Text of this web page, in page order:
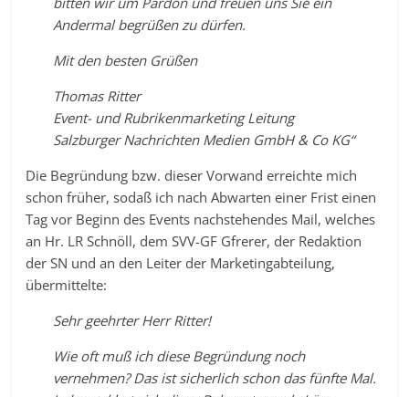
Andermal begrüßen zu dürfen.
Mit den besten Grüßen
Thomas Ritter
Event- und Rubrikenmarketing Leitung
Salzburger Nachrichten Medien GmbH & Co KG“
Die Begründung bzw. dieser Vorwand erreichte mich
schon früher, sodaß ich nach Abwarten einer Frist einen
Tag vor Beginn des Events nachstehendes Mail, welches
an Hr. LR Schnöll, dem SVV-GF Gfrerer, der Redaktion
der SN und an den Leiter der Marketingabteilung,
übermittelte:
Sehr geehrter Herr Ritter!
Wie oft muß ich diese Begründung noch
vernehmen? Das ist sicherlich schon das fünfte Mal.